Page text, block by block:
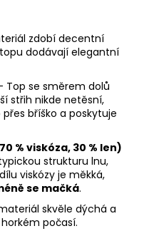
zdobí decentní
dodávají elegantní
Top se směrem dolů
střih nikde netěsní,
bříško a poskytuje
% viskóza, 30 % len)
strukturu lnu,
viskózy je měkká,
se mačká.
skvěle dýchá a
počasí.